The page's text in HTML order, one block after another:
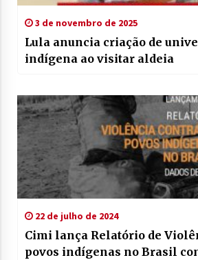
3 de novembro de 2025
Lula anuncia criação de
indígena ao visitar aldeia
22 de julho de 2024
Cimi lança Relatório de
povos indígenas no Brasil